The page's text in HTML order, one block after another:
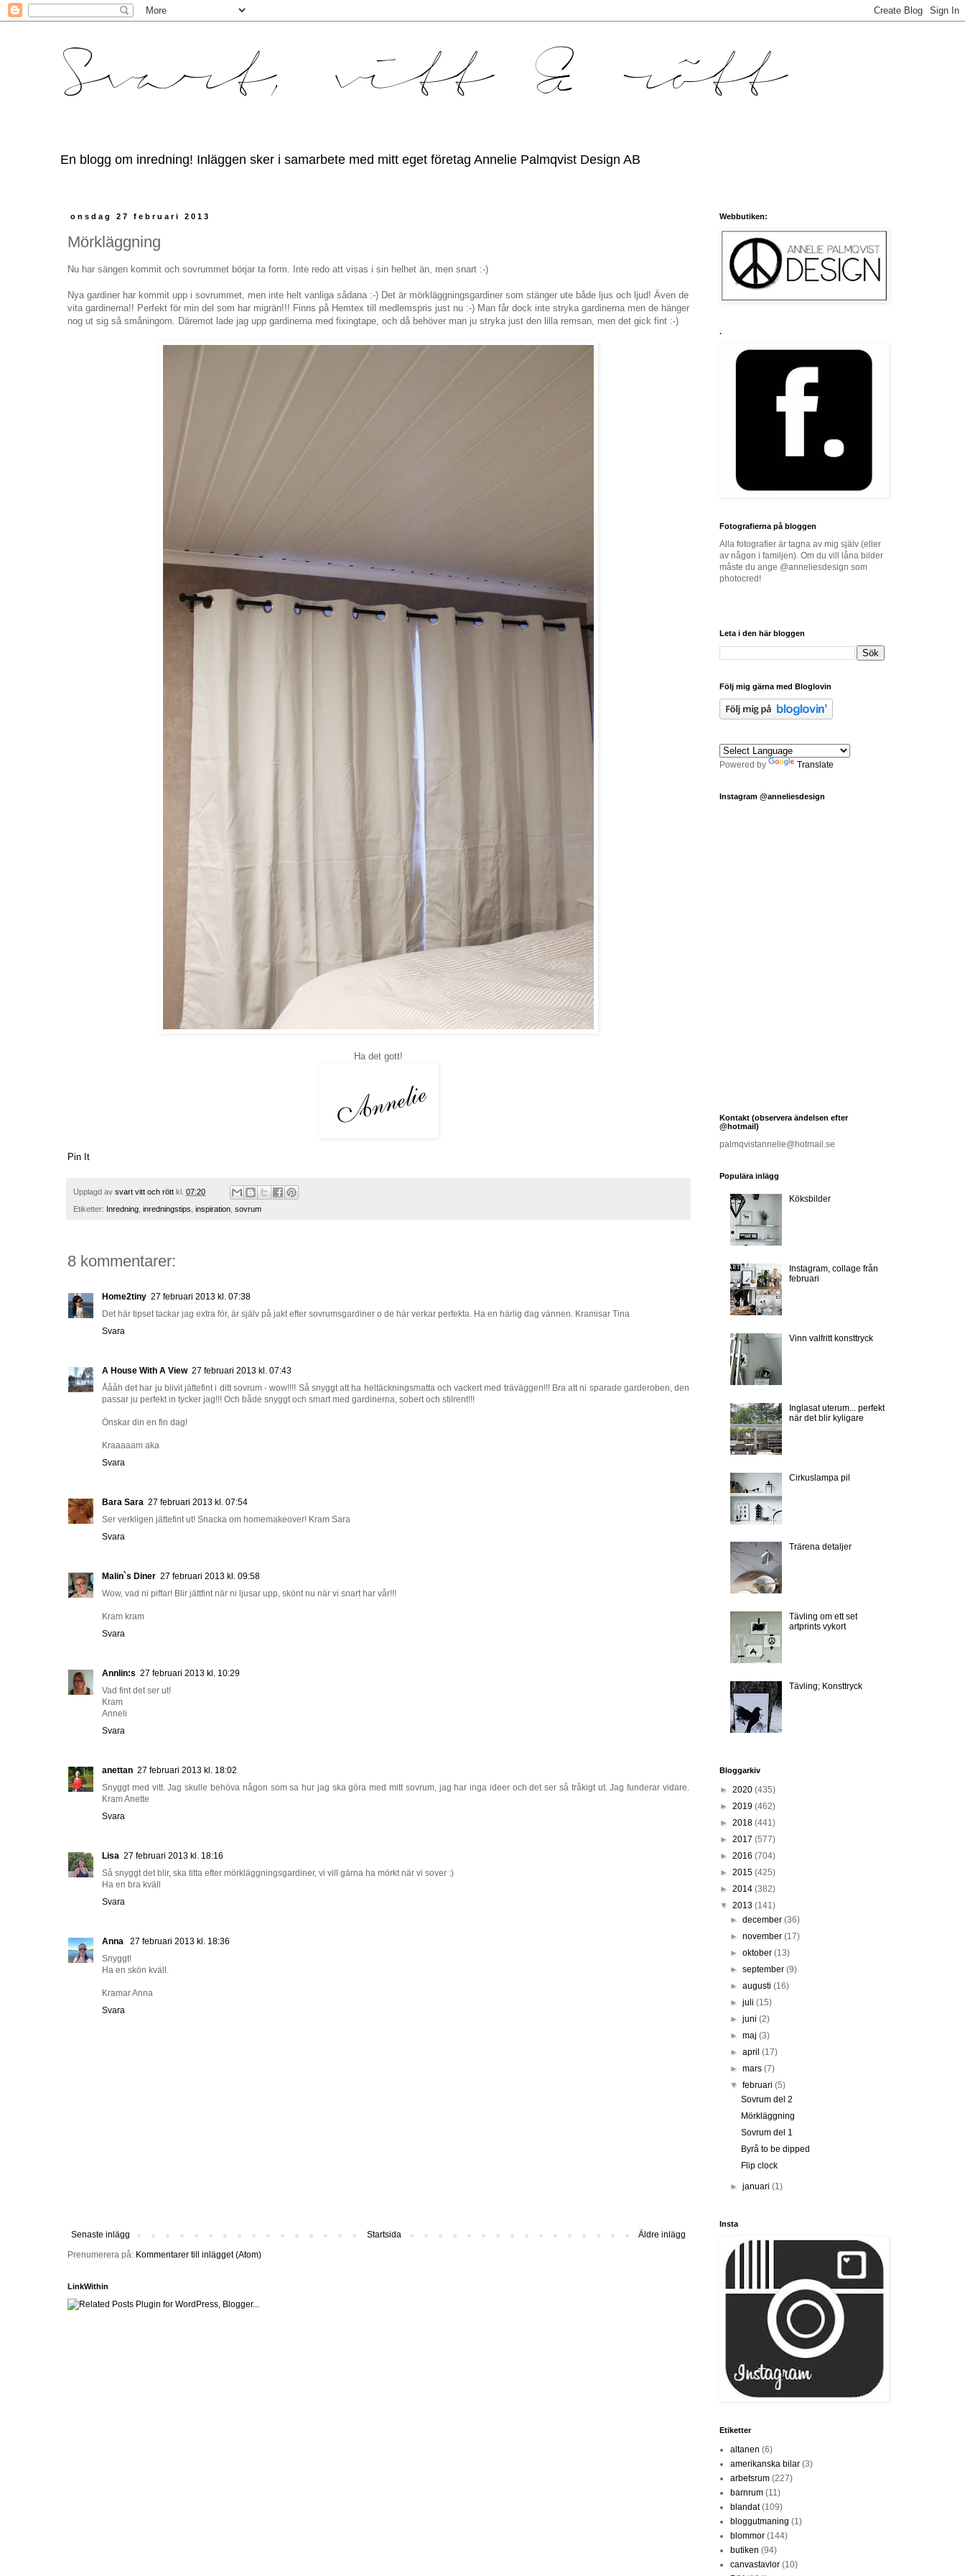
En blogg om inredning! Inläggen sker i samarbete med mitt eget företag Annelie Palmqvist Design AB
onsdag 27 februari 2013
Mörkläggning
Nu har sängen kommit och sovrummet börjar ta form. Inte redo att visas i sin helhet än, men snart :-)
Nya gardiner har kommit upp i sovrummet, men inte helt vanliga sådana :-) Det är mörkläggningsgardiner som stänger ute både ljus och ljud! Även de
vita gardinerna!! Perfekt för min del som har migrän!!! Finns på Hemtex till medlemspris just nu :-) Man får dock inte stryka gardinerna men de hänger
nog ut sig så småningom. Däremot lade jag upp gardinerna med fixingtape, och då behöver man ju stryka just den lilla remsan, men det gick fint :-)
Ha det gott!
Pin It
Upplagd av svart vitt och rött kl. 07:20
Etiketter: Inredning inredningstips inspiration sovrum
8 kommentarer:
Home2tiny 27 februari 2013 kl. 07:38
Det här tipset tackar jag extra för, är själv på jakt efter sovrumsgardiner o de här verkar perfekta. Ha en härlig dag vännen. Kramisar Tina
Svara
A House With A View 27 februari 2013 kl. 07:43
Åååh det har ju blivit jättefint i ditt sovrum - wow!!!! Så snyggt att ha heltäckningsmatta och vackert med träväggen!!! Bra att ni sparade garderoben, den
passar ju perfekt in tycker jag!!! Och både snyggt och smart med gardinerna, sobert och stilrent!!!
Önskar din en fin dag!
Kraaaaam aka
Svara
Bara Sara 27 februari 2013 kl. 07:54
Ser verkligen jättefint ut! Snacka om homemakeover! Kram Sara
Svara
Malin`s Diner 27 februari 2013 kl. 09:58
Wow, vad ni piffar! Blir jättfint när ni ljusar upp, skönt nu när vi snart har vår!!!
Kram kram
Svara
Annlin:s 27 februari 2013 kl. 10:29
Vad fint det ser ut!
Kram
Anneli
Svara
anettan 27 februari 2013 kl. 18:02
Snyggt med vitt. Jag skulle behöva någon som sa hur jag ska göra med mitt sovrum, jag har inga ideer och det ser så tråkigt ut. Jag funderar vidare.
Kram Anette
Svara
Lisa 27 februari 2013 kl. 18:16
Så snyggt det blir, ska titta efter mörkläggningsgardiner, vi vill gärna ha mörkt när vi sover :)
Ha en bra kväll
Svara
Anna
27 februari 2013 kl. 18:36
Snyggt!
Ha en skön kväll.
Kramar Anna
Svara
Senaste inlägg Äldre inlägg
Startsida
Prenumerera på: Kommentarer till inlägget (Atom)
LinkWithin
Webbutiken:
.
Fotografierna på bloggen
Alla fotografier är tagna av mig själv (eller
av någon i familjen). Om du vill låna bilder
måste du ange @anneliesdesign som
photocred!
Leta i den här bloggen
Följ mig gärna med Bloglovin
Powered by Translate
Instagram @anneliesdesign
Kontakt (observera ändelsen efter
@hotmail)
palmqvistannelie@hotmail.se
Populära inlägg
Köksbilder
Instagram, collage från
februari
Vinn valfritt konsttryck
Inglasat uterum... perfekt
när det blir kyligare
Cirkuslampa pil
Trärena detaljer
Tävling om ett set
artprints vykort
Tävling; Konsttryck
Bloggarkiv
► 2020 (435)
► 2019 (462)
► 2018 (441)
► 2017 (577)
► 2016 (704)
► 2015 (425)
► 2014 (382)
▼ 2013 (141)
►december(36)
►november(17)
►oktober(13)
►september(9)
►augusti(16)
►juli(15)
►juni(2)
►maj(3)
►april(17)
►mars(7)
▼februari(5)
Sovrum del 2
Mörkläggning
Sovrum del 1
Byrå to be dipped
Flip clock
►januari(1)
Insta
Etiketter
altanen (6)
amerikanska bilar (3)
arbetsrum (227)
barnrum (11)
blandat (109)
bloggutmaning (1)
blommor (144)
butiken (94)
canvastavlor (10)